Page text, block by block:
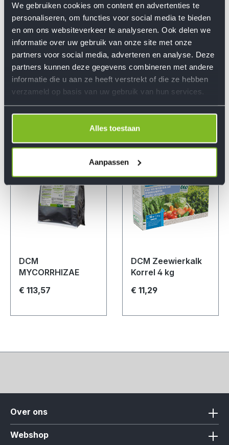
We gebruiken cookies om content en advertenties te
personaliseren, om functies voor social media te bieden
en om ons websiteverkeer te analyseren. Ook delen we
informatie over uw gebruik van onze site met onze
partners voor social media, adverteren en analyse. Deze
partners kunnen deze gegevens combineren met andere
informatie die u aan ze heeft verstrekt of die ze hebben
verzameld op basis van uw gebruik van hun services.
Alles toestaan
Aanpassen
DCM Groen-Kalk®
2 kg
€ 7,79
DCM Meststof
Viviroot® 1.5 kg
€ 10,29
DCM
MYCORRHIZAE
€ 113,57
DCM Zeewierkalk
Korrel 4 kg
€ 11,29
Over ons
Webshop